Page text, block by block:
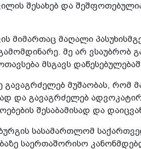
შესახებ და
მიმართაც მაღალი
მე არ ვსაუბრობ
მსგავს
მუშაობას, რომ
და გავაგრძელებ
შესაბამისად და
სასამართლომ
საერთაშორისო